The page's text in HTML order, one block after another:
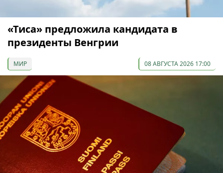
«Тиса» предложила кандидата в
президенты Венгрии
МИР 08 АВГУСТА 2026 17:00